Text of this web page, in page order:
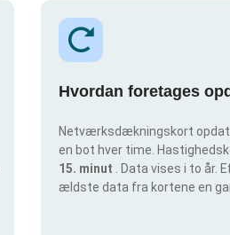
Hvordan foretages
Netværksdækningskort
en bot hver time.
15. minut
. Data vises i to år.
ældste data fra kortene en